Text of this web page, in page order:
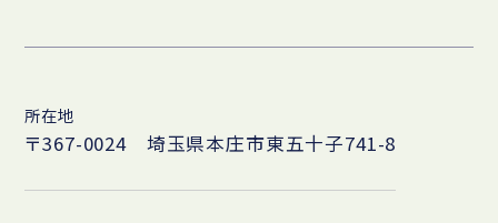
所在地
〒367-0024 埼玉県本庄市東五十子741-8